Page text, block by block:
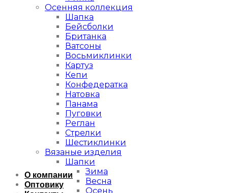
О компании
Оптовику
Осенняя коллекция
Шапка
Бейсболки
Британка
Ватсоны
Восьмиклинки
Картуз
Кепи
Конфедератка
Натовка
Панама
Пуговки
Реглан
Стрелки
Шестиклинки
Вязаные изделия
Шапки
Зима
Весна
Осень